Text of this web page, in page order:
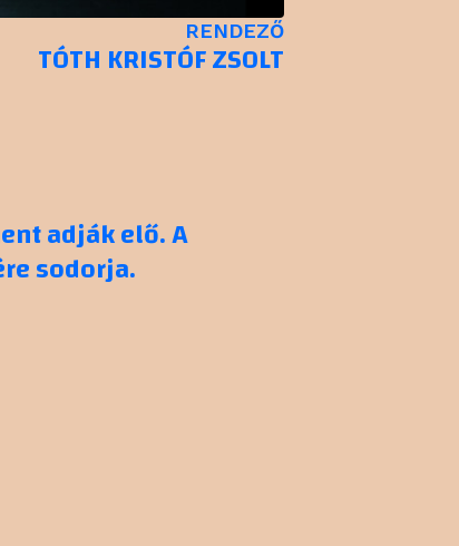
RENDEZŐ
TÓTH KRISTÓF ZSOLT
adják elő. A
sodorja.